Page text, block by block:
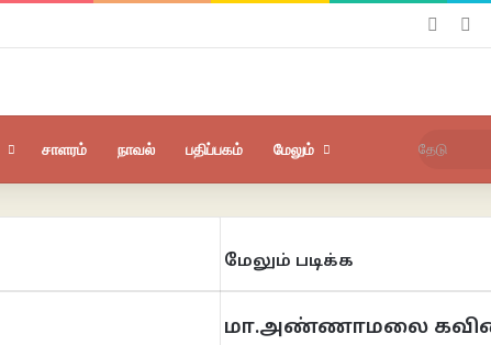
சாளரம் நாவல் பதிப்பகம் மேலும்
மேலும் படிக்க
மா.அண்ணாமலை